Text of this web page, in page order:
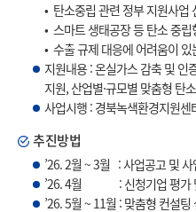
• 탄소중립 관련 정부 지원사업
• 스마트 생태공장 등 탄소 중
• 수출 규제 대응에 어려움이 있
지원내용 : 온실가스 감축 및 인
지원, 산업별·규모별 맞춤형 탄
사업시행 : 경북녹색환경지원센
추진방법
’26. 2월 ~ 3월 : 사업공고 및 사
’26. 4월 : 신청기업 평가
’26. 5월 ~ 11월 : 맞춤형 컨설팅